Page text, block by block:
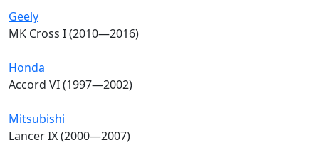
Geely
MK Cross I (2010—2016)
Honda
Accord VI (1997—2002)
Mitsubishi
Lancer IX (2000—2007)